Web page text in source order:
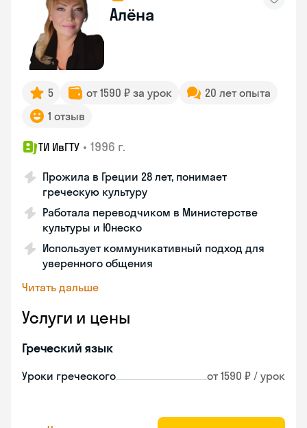
Алёна
5 от 1590 ₽ за урок
20 лет опыта
1 отзыв
ТИ ИвГТУ • 1996 г.
Прожила в Греции 28 лет, понимает
греческую культуру
Работала переводчиком в Министерстве
культуры и Юнеско
Использует коммуникативный подход для
уверенного общения
Читать дальше
Услуги и цены
Греческий язык
Уроки греческого от 1590 ₽ / урок